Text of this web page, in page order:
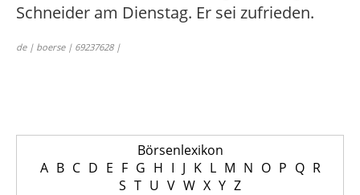
Schneider am Dienstag. Er sei zufrieden.
de | boerse | 69237628 |
Börsenlexikon
A B C D E F G H I J K L M N O P Q R
S T U V W X Y Z